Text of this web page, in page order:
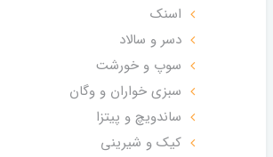
اسنک
دسر و سالاد
سوپ و خورشت
سبزی خواران و وگان
ساندویچ و پیتزا
کیک و شیرینی